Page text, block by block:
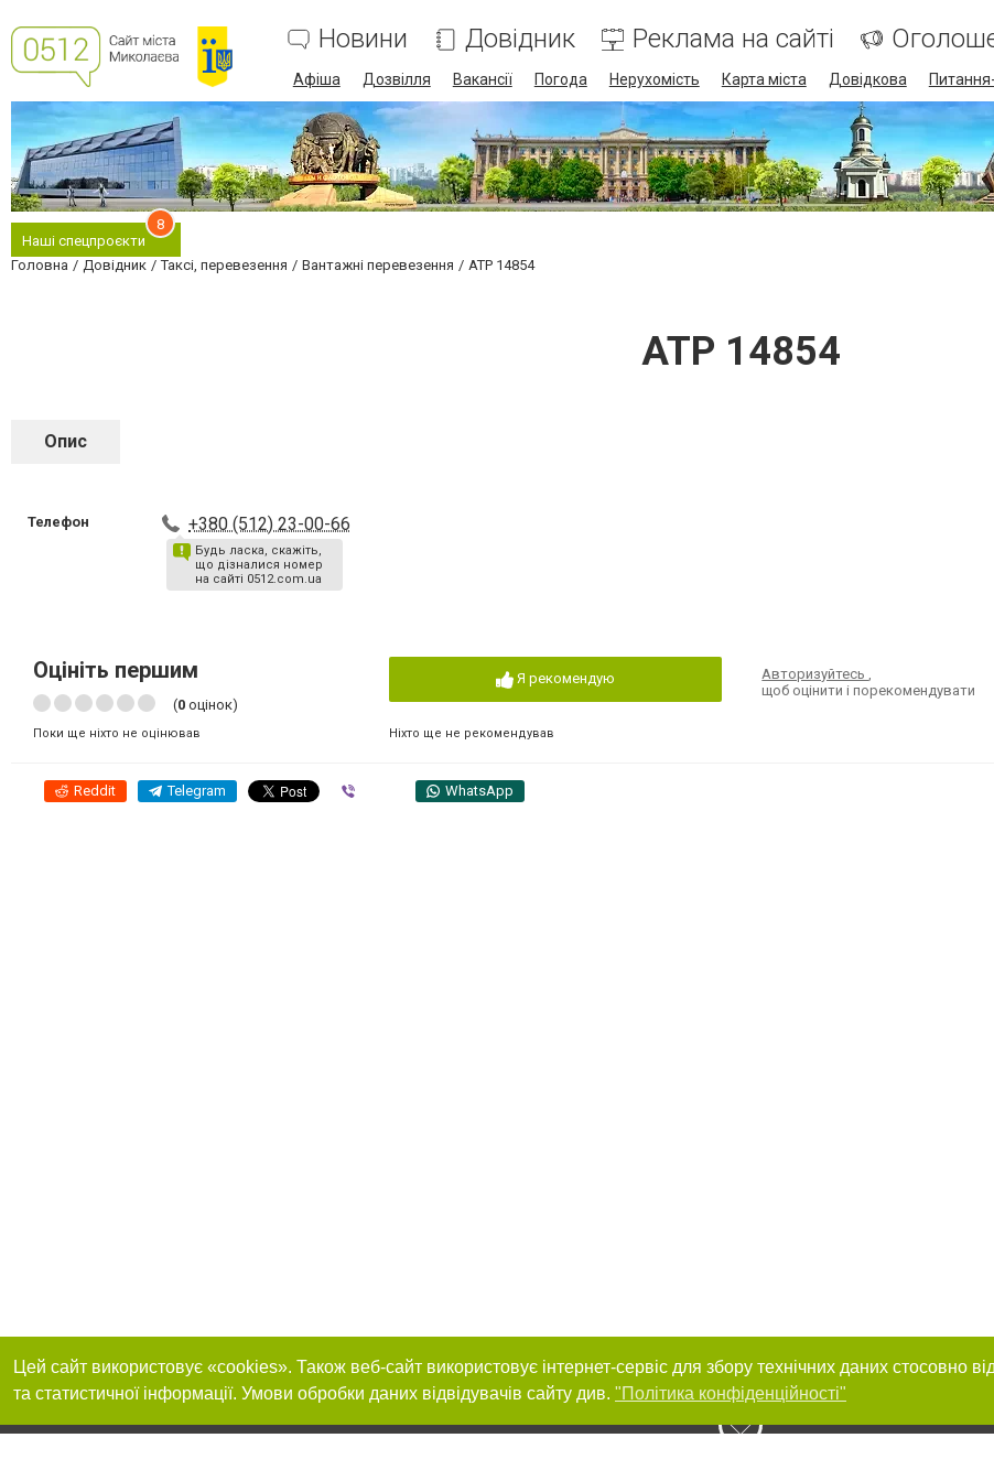
Новини Довідник Реклама на сайті
Афіша Дозвілля Вакансії Погода Нерухомість Карта міста Довідкова
Наші спецпроєкти
8
Головна Довідник Таксі, перевезення Вантажні перевезення ATP 14854
ATP 14854
Опис
Телефон +380 (512) 23-00-66
Будь ласка, скажіть,
що дізналися номер
на сайті 0512.com.ua
Оцініть першим
(0 оцінок)
Поки ще ніхто не оцінював
Я рекомендую
Ніхто ще не рекомендував
Авторизуйтесь,
щоб оцінити і порекомендувати
Reddit Telegram WhatsApp
Цей сайт використовує «cookies». Також веб-сайт використовує інтернет-сервіс для збору технічних даних стосовно
та статистичної інформації. Умови обробки даних відвідувачів сайту див. "Політика конфіденційності"